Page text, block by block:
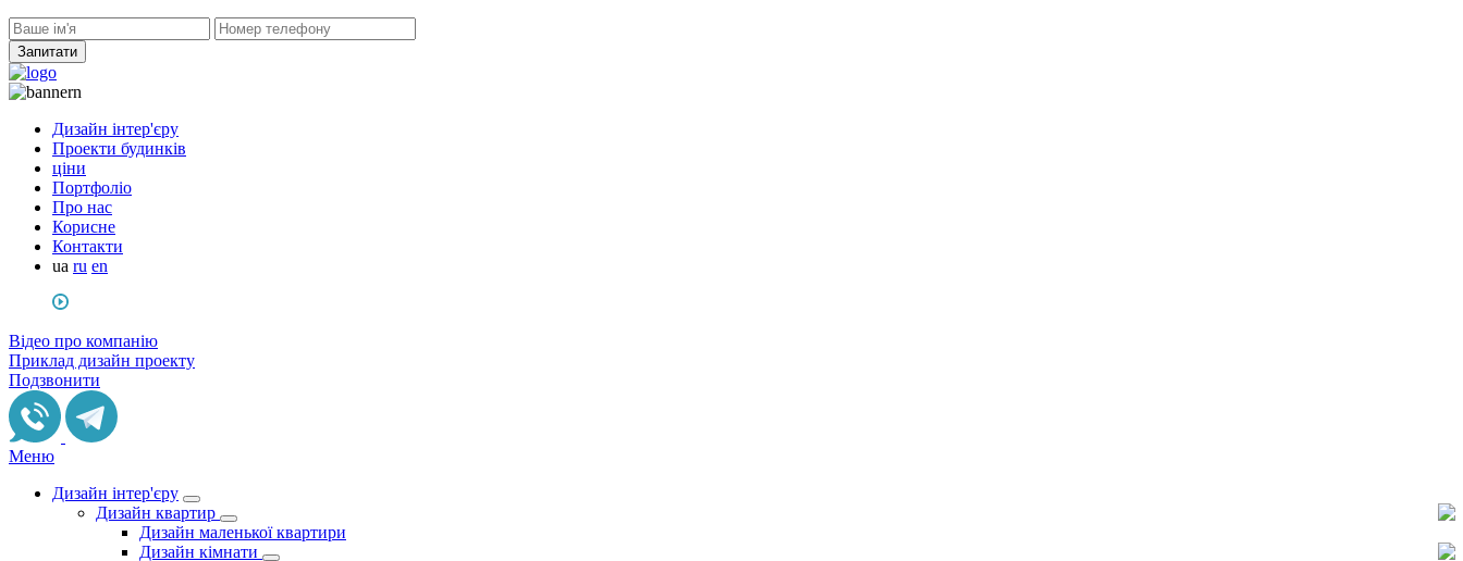
Запитати
Дизайн інтер'єру
Проекти будинків
ціни
Портфоліо
Про нас
Корисне
Контакти
ua ru en
Відео про компанію
Приклад дизайн проекту
Подзвонити
Меню
Дизайн інтер'єру
Дизайн квартир
Дизайн маленької квартири
Дизайн кімнати